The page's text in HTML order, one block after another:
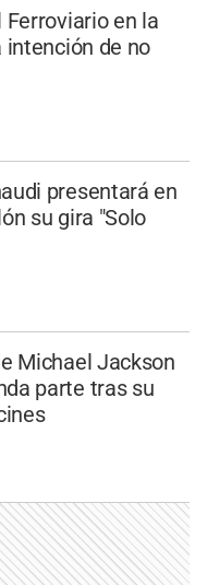
Ferroviario en la
intención de no
presentará en
su gira "Solo
Michael Jackson
parte tras su